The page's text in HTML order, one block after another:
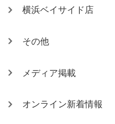
横浜ベイサイド店
その他
メディア掲載
オンライン新着情報